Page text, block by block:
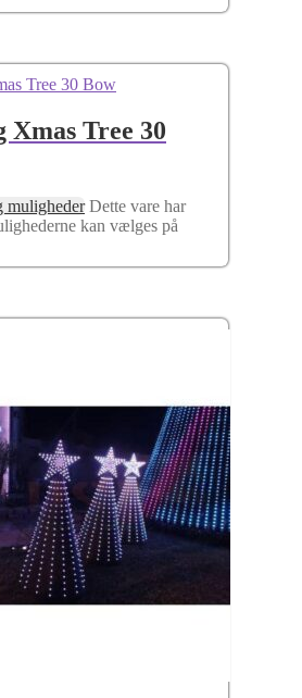
Xmas Tree 30
Dette vare har
kan vælges på